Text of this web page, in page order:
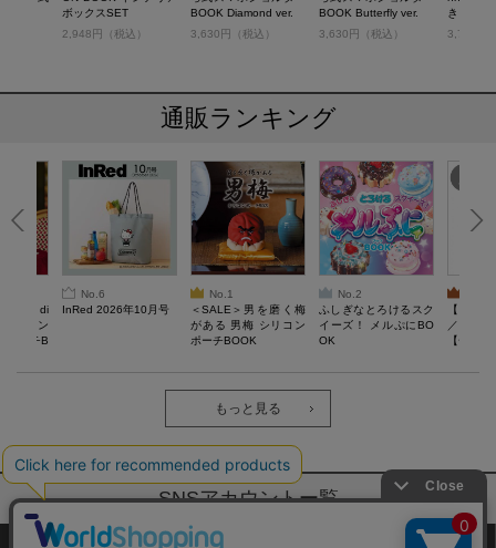
ボックスSET
2,948円（税込）
BOOK Diamond ver.
3,630円（税込）
BOOK Butterfly ver.
3,630円（税込）
きな
AG
3,795円
通販ランキング
di
ティン
ポーチB
No.6
InRed 2026年10月号
No.1
＜SALE＞男を磨く梅
がある 男梅 シリコン
ポーチBOOK
No.2
ふしぎなとろけるスク
イーズ！ メルぷにBO
OK
【
／Lサイ
【一般
ウェア
もっと見る
SNSアカウントー覧